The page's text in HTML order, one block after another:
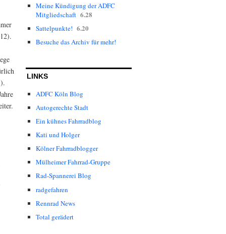
Meine Kündigung der ADFC
Mitgliedschaft 6.28
Sattelpunkte! 6.20
Besuche das Archiv für mehr!
LINKS
ADFC Köln Blog
Autogerechte Stadt
Ein kühnes Fahrradblog
Kati und Holger
Kölner Fahrradblogger
Mülheimer Fahrrad-Gruppe
Rad-Spannerei Blog
radgefahren
Rennrad News
Total gerädert